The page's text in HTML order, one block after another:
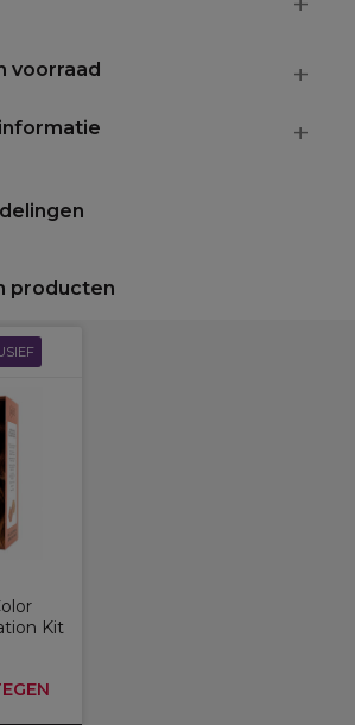
voorraad
producten
Kit